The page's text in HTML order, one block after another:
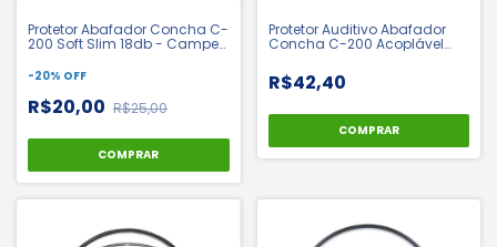
Protetor Abafador Concha C-
200 Soft Slim 18db - Camper
-20% OFF
R$20,00 R$25,00
COMPRAR
Protetor Auditivo Abafador
Concha C-200 Acoplável
R$42,40
COMPRAR